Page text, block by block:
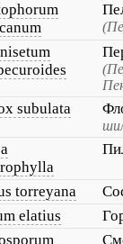
subulata
torreyana
elatius